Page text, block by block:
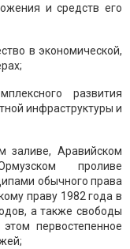
и средств его
в экономической,
развития
инфраструктуры и
заливе, Аравийском
проливе
обычного права
праву 1982 года в
а также свободы
первостепенное